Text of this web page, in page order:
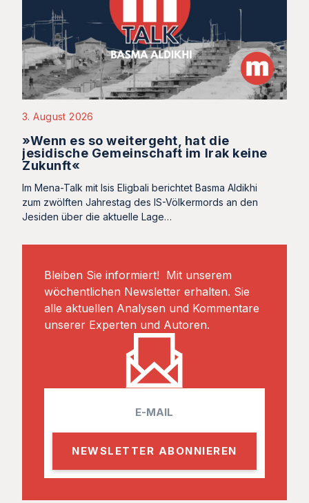
3. August 2026
»Wenn es so weitergeht, hat die
jesidische Gemeinschaft im Irak keine
Zukunft«
Im Mena-Talk mit Isis Eligbali berichtet Basma Aldikhi
zum zwölften Jahrestag des IS-Völkermords an den
Jesiden über die aktuelle Lage…
Bleiben Sie informiert! Mit unserem
wöchentlichen Newsletter erhalten. Sie
alle aktuellen Analysen und Kommentare
unserer Experten und Autoren.
l